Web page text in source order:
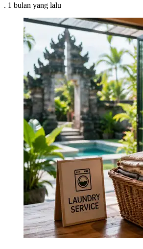
. 1 bulan yang lalu